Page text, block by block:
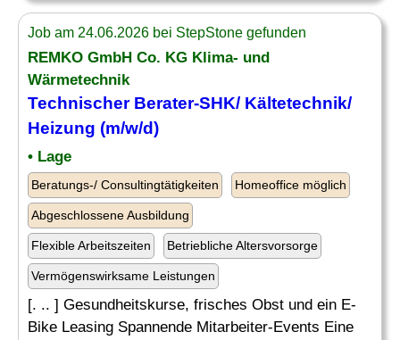
Job am 24.06.2026 bei StepStone gefunden
REMKO GmbH Co. KG Klima- und
Wärmetechnik
Technischer Berater-SHK/ Kältetechnik/
Heizung (m/w/d)
• Lage
Beratungs-/ Consultingtätigkeiten Homeoffice möglich
Abgeschlossene Ausbildung
Flexible Arbeitszeiten Betriebliche Altersvorsorge
Vermögenswirksame Leistungen
[. .. ] Gesundheitskurse, frisches Obst und ein E-
Bike Leasing Spannende Mitarbeiter-Events Eine